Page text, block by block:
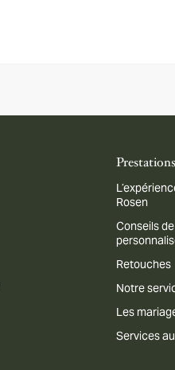
Rosen
Conseils
Retouches
Notre
Les
Services